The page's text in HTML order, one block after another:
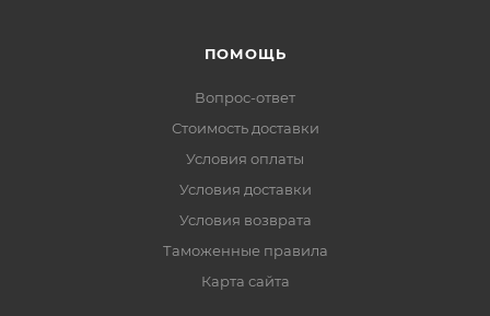
ПОМОЩЬ
Вопрос-ответ
Стоимость доставки
Условия оплаты
Условия доставки
Условия возврата
Таможенные правила
Карта сайта